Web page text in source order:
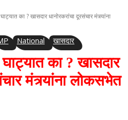
का ? खासदार धानोरकरांचा दूरसंचार मंत्र्यांना
National खासदार
का ? खासदार
मंत्र्यांना लोकसभेत